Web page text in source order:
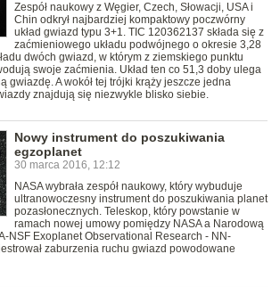
Zespół naukowy z Węgier, Czech, Słowacji, USA i
Chin odkrył najbardziej kompaktowy poczwórny
układ gwiazd typu 3+1. TIC 120362137 składa się z
zaćmieniowego układu podwójnego o okresie 3,28
dwóch gwiazd, w którym z ziemskiego punktu
swoje zaćmienia. Układ ten co 51,3 doby ulega
gwiazdę. A wokół tej trójki krąży jeszcze jedna
znajdują się niezwykle blisko siebie.
Nowy instrument do poszukiwania
egzoplanet
30 marca 2016, 12:12
NASA wybrała zespół naukowy, który wybuduje
ultranowoczesny instrument do poszukiwania planet
pozasłonecznych. Teleskop, który powstanie w
ramach nowej umowy pomiędzy NASA a Narodową
NSF Exoplanet Observational Research - NN-
zaburzenia ruchu gwiazd powodowane